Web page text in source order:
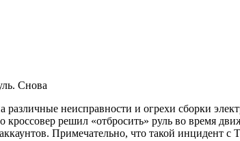
Снова
различные неисправности и огрехи сборки
кроссовер решил «отбросить» руль во время
Примечательно, что такой инцидент с